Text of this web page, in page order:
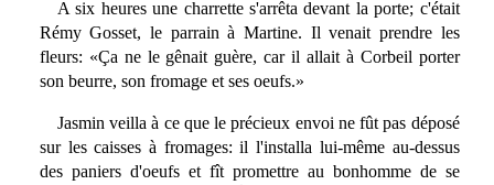
A six heures une charrette s'arrêta devant la porte; c'était
Rémy Gosset, le parrain à Martine. Il venait prendre les
fleurs: «Ça ne le gênait guère, car il allait à Corbeil porter
son beurre, son fromage et ses oeufs.»
Jasmin veilla à ce que le précieux envoi ne fût pas déposé
sur les caisses à fromages: il l'installa lui-même au-dessus
des paniers d'oeufs et fît promettre au bonhomme de se